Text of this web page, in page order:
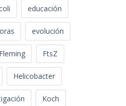
educación
evolución
Fleming FtsZ
Helicobacter
Koch